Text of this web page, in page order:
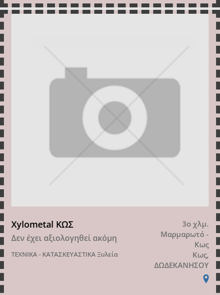
Xylometal ΚΩΣ
Δεν έχει αξιολογηθεί ακόμη
ΤΕΧΝΙΚΑ - ΚΑΤΑΣΚΕΥΑΣΤΙΚΑΞυλεία
3ο χλμ.
Μαρμαρωτό -
Κως
Κως,
ΔΩΔΕΚΑΝΗΣΟΥ